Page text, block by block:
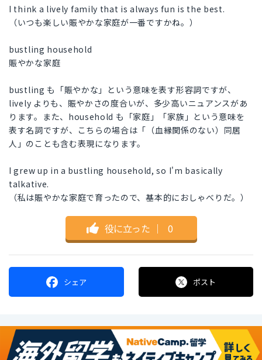
I think a lively family that is always fun is the best.
（いつも楽しい賑やかな家庭が一番ですかね。）
bustling household
賑やかな家庭
bustling も「賑やかな」という意味を表す形容詞ですが、
lively よりも、賑やかさの度合いが、多少高いニュアンスがあ
ります。また、household も「家庭」「家族」という意味を
表す名詞ですが、こちらの場合は「（血縁関係のない）同居
人」のことも含む表現になります。
I grew up in a bustling household, so I'm basically
talkative.
（私は賑やかな家庭で育ったので、基本的におしゃべりだ。）
役に立った ｜ 0
シェア ポスト